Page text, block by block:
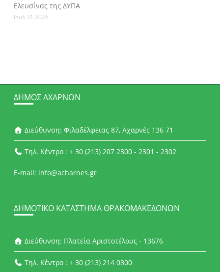
Ελευσίνας της ΔΥΠΑ
Ιουλ 31 2026
ΔΉΜΟΣ ΑΧΑΡΝΏΝ
Διεύθυνση: Φιλαδέλφειας 87, Αχαρνές 136 71
Τηλ. Κέντρο : + 30 (213) 207 2300 - 2301 - 2302
E-mail: info@acharnes.gr
ΔΗΜΟΤΙΚΌ ΚΑΤΆΣΤΗΜΑ ΘΡΑΚΟΜΑΚΕΔΌΝΩΝ
Διεύθυνση: Πλατεία Αριστοτέλους - 13676
Τηλ. Κέντρο : + 30 (213) 214 0300